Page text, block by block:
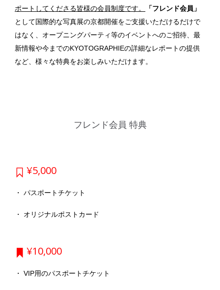
ポートしてくださる皆様の会員制度です。
「フレンド会員」
として国際的な写真展の京都開催をご支援いただけるだけで
はなく、オープニングパーティ等のイベントへのご招待、最
新情報や今までのKYOTOGRAPHIEの詳細なレポートの提供
など、様々な特典をお楽しみいただけます。
フレンド会員 特典
 ¥5,000
・ パスポートチケット
・ オリジナルポストカード
 ¥10,000
・ VIP用のパスポートチケット